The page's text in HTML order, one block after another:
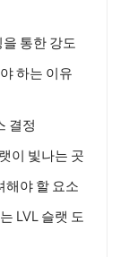
통한 강도
하는 이유
결정
이 빛나는 곳
해야 할 요소
LVL 슬랫 도